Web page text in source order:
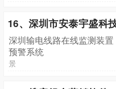
16、深圳市安泰宇盛科
深圳输电线路在线监测装
预警系统
景